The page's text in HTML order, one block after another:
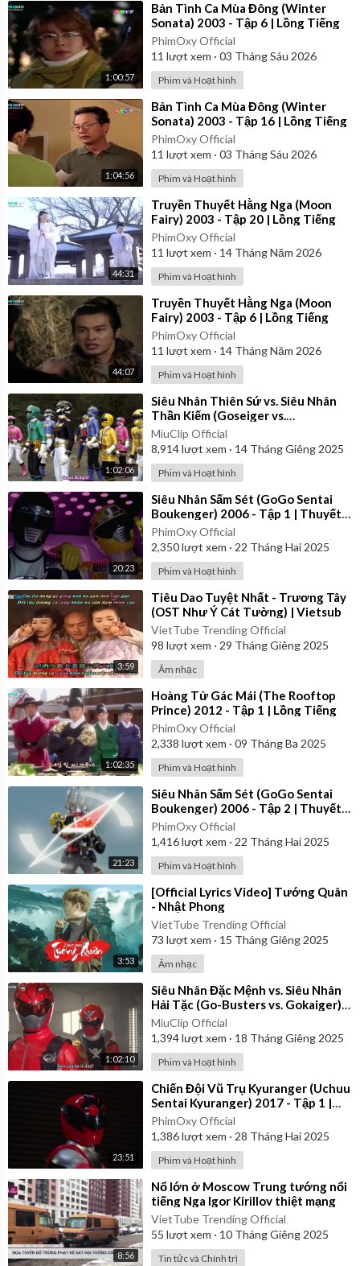
1:00:57
⁣Bản Tình Ca Mùa Đông (Winter
Sonata) 2003 - Tập 6 | Lồng Tiếng
PhimOxy Official
11 lượt xem · 03 Tháng Sáu 2026
Phim và Hoạt hình
1:04:56
⁣Bản Tình Ca Mùa Đông (Winter
Sonata) 2003 - Tập 16 | Lồng Tiếng
PhimOxy Official
11 lượt xem · 03 Tháng Sáu 2026
Phim và Hoạt hình
44:31
⁣Truyền Thuyết Hằng Nga (Moon
Fairy) 2003 - Tập 20 | Lồng Tiếng
PhimOxy Official
11 lượt xem · 14 Tháng Năm 2026
Phim và Hoạt hình
44:07
⁣Truyền Thuyết Hằng Nga (Moon
Fairy) 2003 - Tập 6 | Lồng Tiếng
PhimOxy Official
11 lượt xem · 14 Tháng Năm 2026
Phim và Hoạt hình
1:02:06
⁣Siêu Nhân Thiên Sứ vs. Siêu Nhân
Thần Kiếm (Goseiger vs.
Shinkenger) | Vietsub
MiuClip Official
8,914lượt xem · 14 Tháng Giêng 2025
Phim và Hoạt hình
20:23
⁣Siêu Nhân Sấm Sét (GoGo Sentai
Boukenger) 2006 - Tập 1 | Thuyết
Minh
PhimOxy Official
2,350lượt xem · 22 Tháng Hai 2025
Phim và Hoạt hình
3:59
⁣Tiêu Dao Tuyệt Nhất - Trương Tây
(OST Như Ý Cát Tường) | Vietsub
VietTube Trending Official
98 lượt xem · 29 Tháng Giêng 2025
Âm nhạc
1:02:35
⁣Hoàng Tử Gác Mái (The Rooftop
Prince) 2012 - Tập 1 | Lồng Tiếng
PhimOxy Official
2,338 lượt xem · 09 Tháng Ba 2025
Phim và Hoạt hình
21:23
⁣Siêu Nhân Sấm Sét (GoGo Sentai
Boukenger) 2006 - Tập 2 | Thuyết
Minh
PhimOxy Official
1,416lượt xem · 22 Tháng Hai 2025
Phim và Hoạt hình
3:53
⁣[Official Lyrics Video] Tướng Quân
- Nhật Phong
VietTube Trending Official
73 lượt xem · 15 Tháng Giêng 2025
Âm nhạc
1:02:10
⁣Siêu Nhân Đặc Mệnh vs. Siêu Nhân
Hải Tặc (Go-Busters vs. Gokaiger) |
Vietsub
MiuClip Official
1,394lượt xem · 18 Tháng Giêng 2025
Phim và Hoạt hình
23:51
⁣Chiến Đội Vũ Trụ Kyuranger (Uchuu
Sentai Kyuranger) 2017 - Tập 1 |
Thuyết Minh
PhimOxy Official
1,386lượt xem · 28 Tháng Hai 2025
Phim và Hoạt hình
8:56
⁣Nổ lớn ở Moscow Trung tướng nổi
tiếng Nga Igor Kirillov thiệt mạng
VietTube Trending Official
55 lượt xem · 10 Tháng Giêng 2025
Tin tức và Chính trị